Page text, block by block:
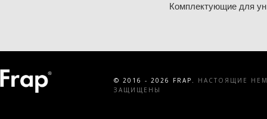
Комплектующие для
© 2016 - 2026 FRAP.
НАСТОЯЩИЕ
ЗАЩИЩЕНЫ